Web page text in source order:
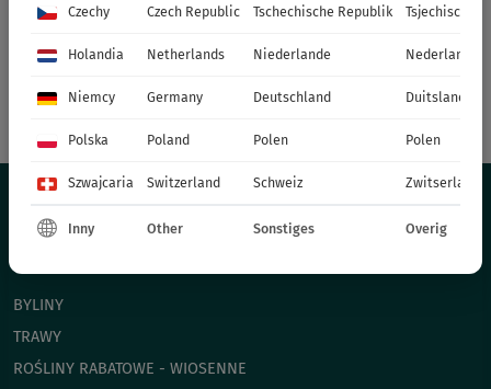
BYLINY
TRAWY
ROŚLINY RABATOWE - WIOSENNE
Czechy Czech Republic Tschechische Republik Tsjechische
Holandia Netherlands Niederlande Nederland
Niemcy Germany Deutschland Duitsland
Polska Poland Polen Polen
Szwajcaria Switzerland Schweiz Zwitserland
Inny Other Sonstiges Overig